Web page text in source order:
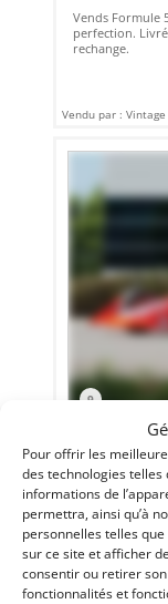
Pour offrir les
des technologies telles
informations de
permettra, ainsi qu’à
personnelles telles
sur ce site et afficher
consentir ou retirer
fonctionnalités et
Vends Formule
perfection.
rechange.
Vendu par : Vintage
9
EAGLE
INDIANAPOLIS
10 juillet 2018
Vends Eagle-
couleurs STP.
d'une des plus